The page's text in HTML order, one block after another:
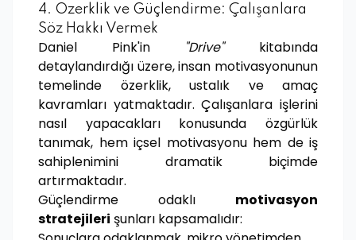
4. Özerklik ve Güçlendirme: Çalışanlara
Söz Hakkı Vermek
Daniel Pink'in "Drive"kitabında
detaylandırdığı üzere, insan motivasyonunun
temelinde özerklik, ustalık ve amaç
kavramları yatmaktadır. Çalışanlara işlerini
nasıl yapacakları konusunda özgürlük
tanımak, hem içsel motivasyonu hem de iş
sahiplenimini dramatik biçimde
artırmaktadır.
Güçlendirme odaklı motivasyon
stratejileri şunları kapsamalıdır: